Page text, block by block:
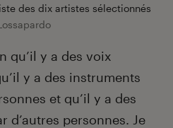
des dix artistes sélectionnés
qu’il y a des voix
y a des instruments
et qu’il y a des
d’autres personnes. Je